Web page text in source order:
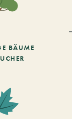
BÄUME